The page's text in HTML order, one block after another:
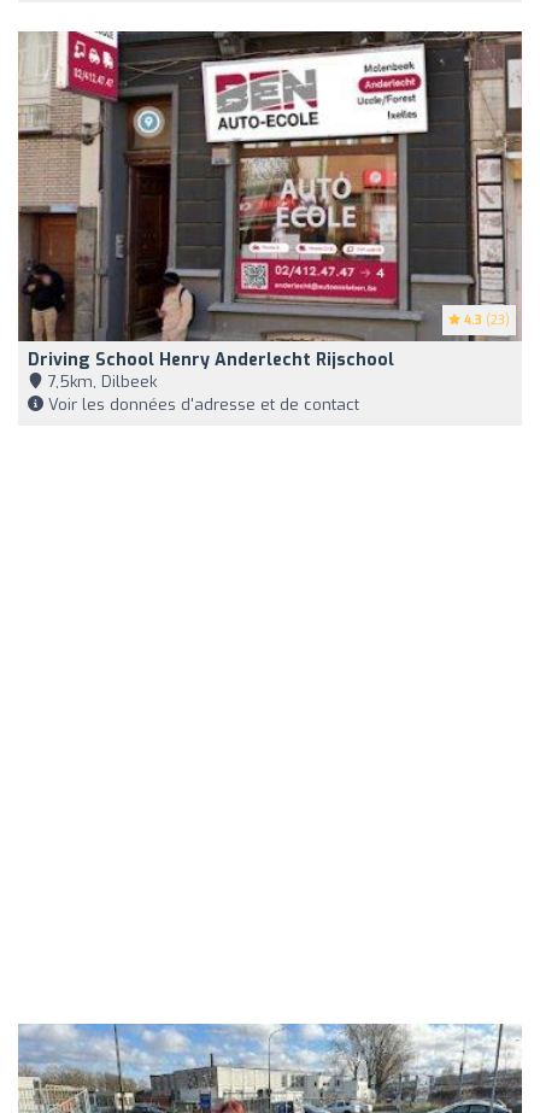
4.3 (23)
Driving School Henry Anderlecht Rijschool
7,5km, Dilbeek
Voir les données d'adresse et de contact